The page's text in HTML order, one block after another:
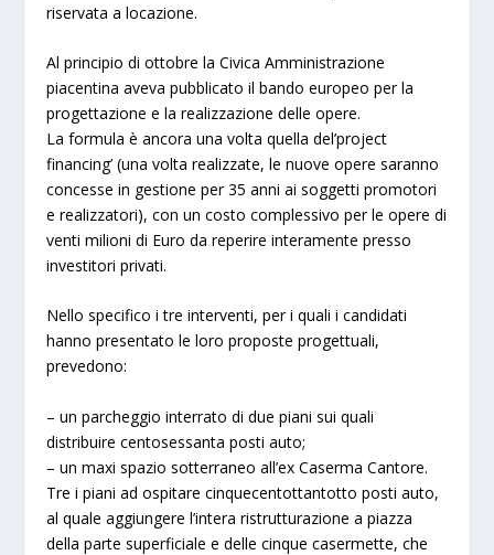
riservata a locazione.
Al principio di ottobre la Civica Amministrazione
piacentina aveva pubblicato il bando europeo per la
progettazione e la realizzazione delle opere.
La formula è ancora una volta quella del’project
financing’ (una volta realizzate, le nuove opere saranno
concesse in gestione per 35 anni ai soggetti promotori
e realizzatori), con un costo complessivo per le opere di
venti milioni di Euro da reperire interamente presso
investitori privati.
Nello specifico i tre interventi, per i quali i candidati
hanno presentato le loro proposte progettuali,
prevedono:
– un parcheggio interrato di due piani sui quali
distribuire centosessanta posti auto;
– un maxi spazio sotterraneo all’ex Caserma Cantore.
Tre i piani ad ospitare cinquecentottantotto posti auto,
al quale aggiungere l’intera ristrutturazione a piazza
della parte superficiale e delle cinque casermette, che